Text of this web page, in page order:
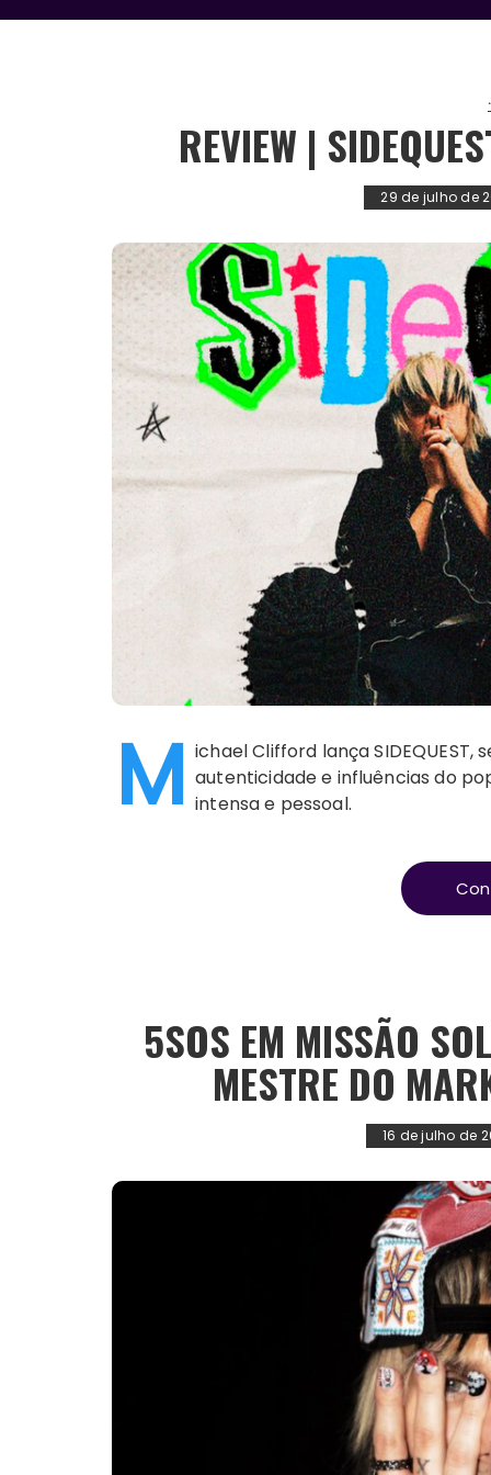
.
REVIEW |
29 de julho de
M ichael Clifford lança
autenticidade e influências do
intensa e pessoal.
5SOS EM MISSÃO
MESTRE DO
16 de julho de